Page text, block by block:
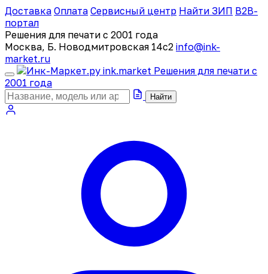
Доставка Оплата Сервисный центр Найти ЗИП B2B-
портал
Решения для печати с 2001 года
Москва, Б. Новодмитровская 14с2 info@ink-
market.ru
ink.market Решения для печати с
2001 года
Найти